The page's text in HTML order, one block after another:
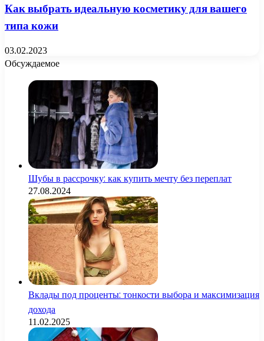
Как выбрать идеальную косметику для вашего
типа кожи
03.02.2023
Обсуждаемое
Шубы в рассрочку: как купить мечту без переплат
27.08.2024
Вклады под проценты: тонкости выбора и максимизация
дохода
11.02.2025